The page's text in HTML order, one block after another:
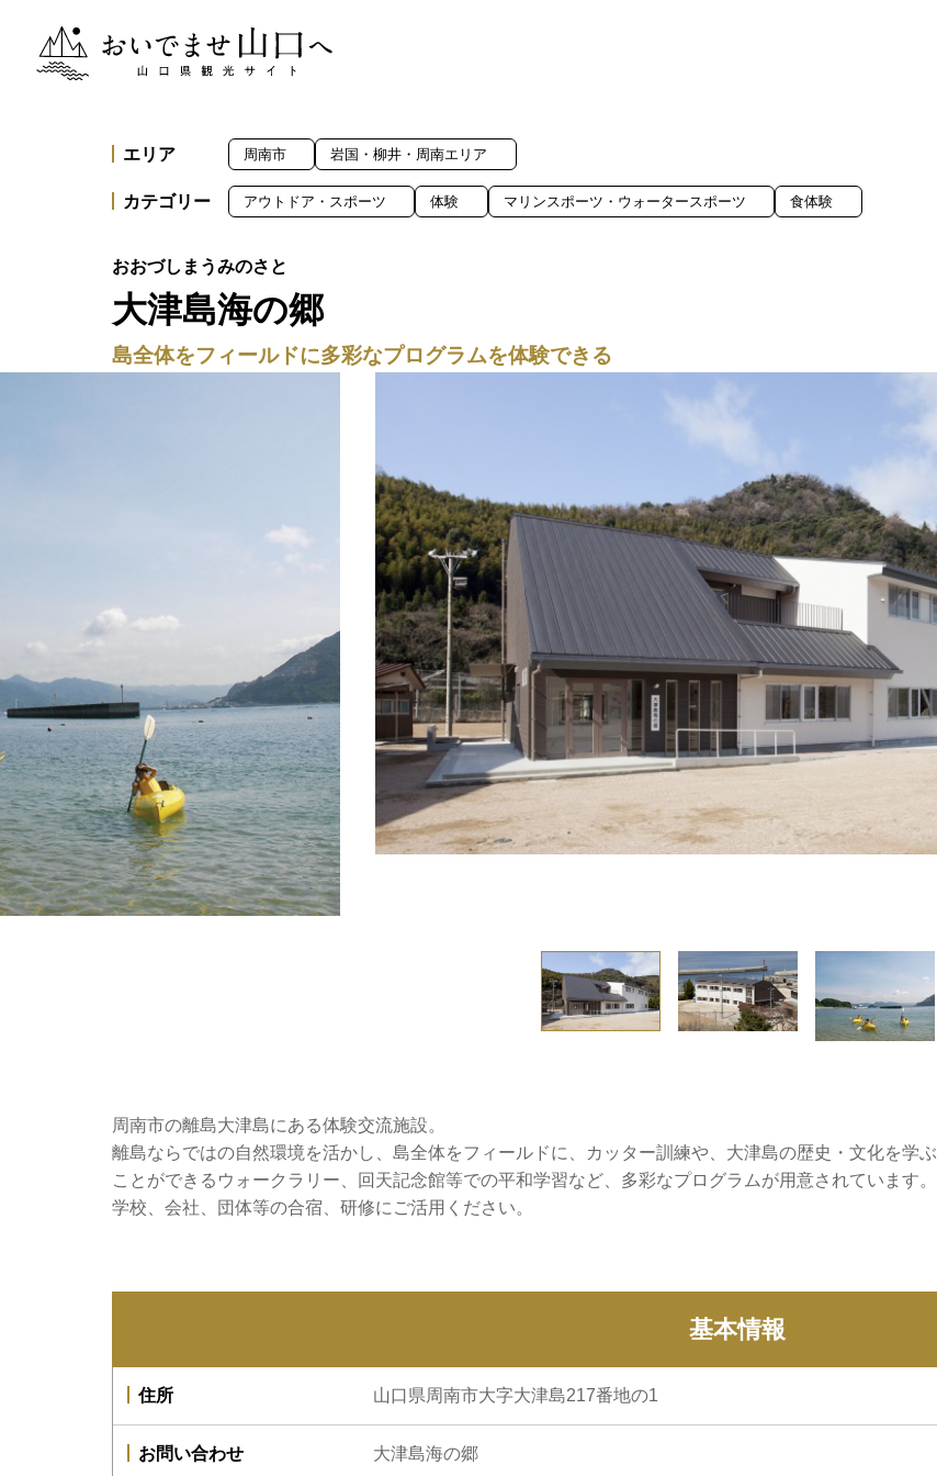
おいでませ山口へー山口県観光サイト
大津島海の郷
島全体をフィールドに多彩なプログラムを体験できる
周南市の離島大津島にある体験交流施設。
離島ならではの自然環境を活かし、島全体をフィールドに、カッター訓練や、大津島の歴史・文化を学ぶ
ことができるウォークラリー、回天記念館等での平和学習など、多彩なプログラムが用意されています。
学校、会社、団体等の合宿、研修にご活用ください。
エリア 周南市 岩国・柳井・周南エリア
カテゴリー アウトドア・スポーツ 体験 マリンスポーツ・ウォータースポーツ 食体験
基本情報
住所 山口県周南市大字大津島217番地の1
お問い合わせ 大津島海の郷